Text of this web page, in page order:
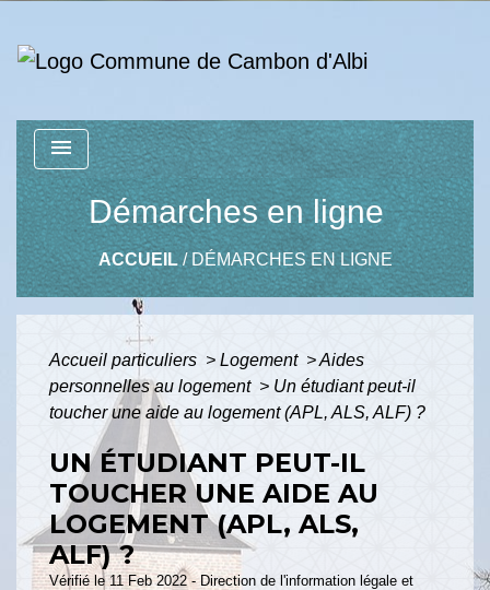
menu
Démarches en ligne
ACCUEIL/DÉMARCHES EN LIGNE
Accueil particuliers > Logement >Aides
personnelles au logement > Un étudiant peut-il
toucher une aide au logement (APL, ALS, ALF) ?
UN ÉTUDIANT PEUT-IL
TOUCHER UNE AIDE AU
LOGEMENT (APL, ALS,
ALF) ?
Vérifié le 11 Feb 2022 - Direction de l'information légale et